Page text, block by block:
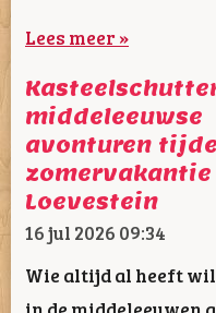
Lees meer »
middeleeuwse
avonturen
zomervakantie
Loevestein
16 jul 2026 09:34
Wie altijd al heeft